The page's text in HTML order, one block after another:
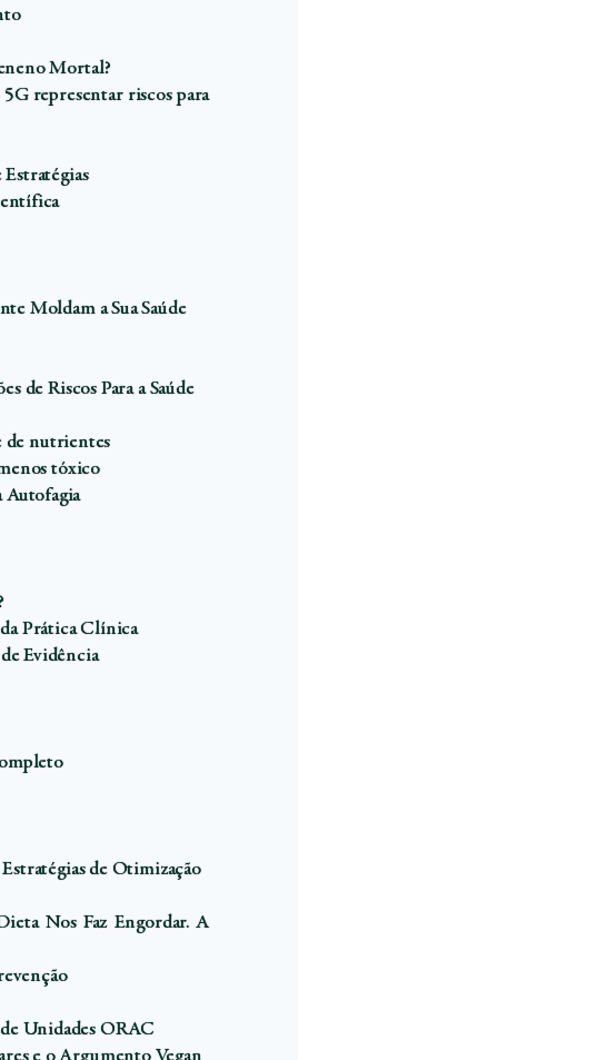
Mortal?
representar riscos para
Moldam a Sua Saúde
de Riscos Para a Saúde
de nutrientes
tóxico
Autofagia
Prática Clínica
Evidência
de Otimização
Nos Faz Engordar. A
Unidades ORAC